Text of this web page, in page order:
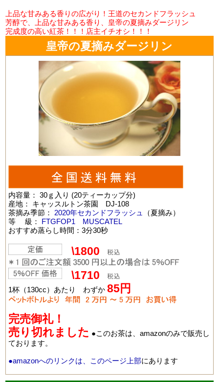
上品な甘みある香りの広がり！王道のセカンドフラッシュ
芳醇で、上品な甘みある香り、皇帝の夏摘みダージリン
完成度の高い紅茶！！！店主イチオシ！！！
皇帝の夏摘みダージリン
内容量： 30ｇ入り (20ティーカップ分)
産地： キャッスルトン茶園 DJ-108
茶摘み季節： 2020年セカンドフラッシュ
（夏摘み）
等 級： FTGFOP1 MUSCATEL
おすすめ蒸らし時間：3分30秒
\1800
\1710
1杯（130cc）あたり わずか85 円
完売御礼！
売り切れました ●このお茶は、amazonのみで販売し
ております。
●amazonへのリンクは、このページ上部にあります